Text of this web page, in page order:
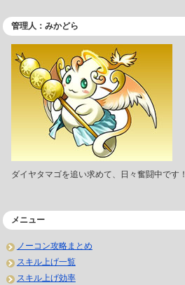
管理人：みかどら
ダイヤタマゴを追い求めて、日々奮闘中です！
メニュー
ノーコン攻略まとめ
スキル上げ一覧
スキル上げ効率